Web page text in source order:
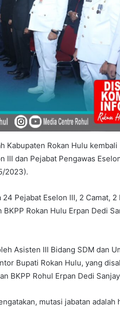
Kabupaten Rokan Hulu kembali
dan Pejabat Pengawas
2023).
Pejabat Eselon III, 2 Camat, 2
Rokan Hulu Erpan Dedi
Asisten III Bidang SDM dan
Bupati Rokan Hulu, yang
BKPP Rohul Erpan Dedi
mutasi jabatan adalah